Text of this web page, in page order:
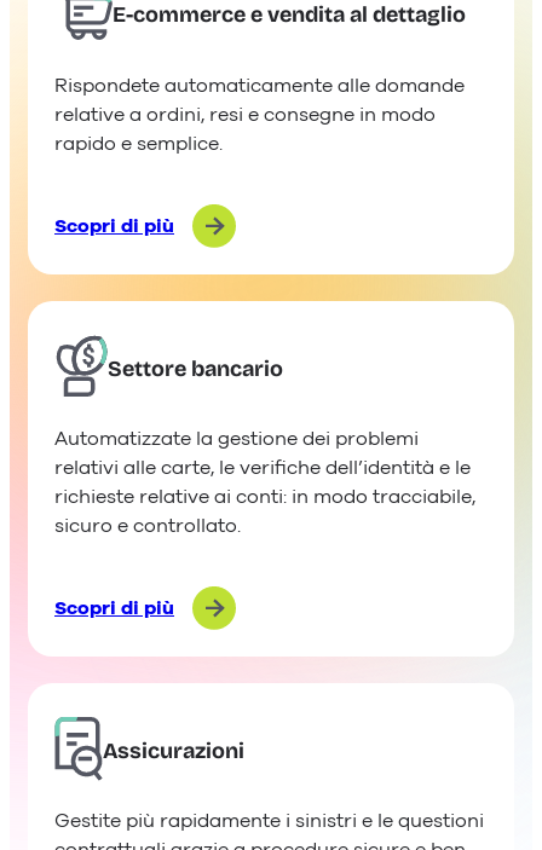
E-commerce e vendita al dettaglio
Rispondete automaticamente alle domande
relative a ordini, resi e consegne in modo
rapido e semplice.
Scopri di più
Settore bancario
Automatizzate la gestione dei problemi
relativi alle carte, le verifiche dell’identità e le
richieste relative ai conti: in modo tracciabile,
sicuro e controllato.
Scopri di più
Assicurazioni
Gestite più rapidamente i sinistri e le questioni